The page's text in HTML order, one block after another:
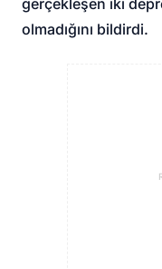
olmadığını bildirdi.